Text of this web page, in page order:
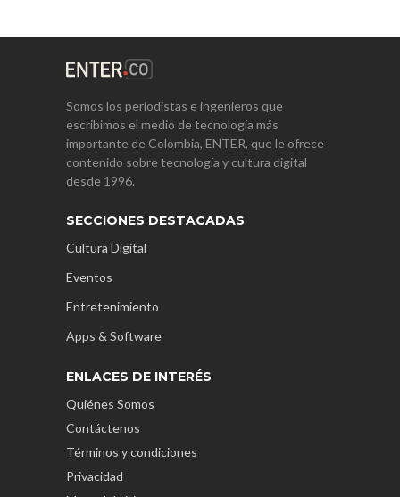
Somos los periodistas e ingenieros que
escribimos el medio de tecnología más
importante de Colombia, ENTER, que le ofrece
contenido sobre tecnología y cultura digital
desde 1996.
SECCIONES DESTACADAS
Cultura Digital
Eventos
Entretenimiento
Apps & Software
ENLACES DE INTERÉS
Quiénes Somos
Contáctenos
Términos y condiciones
Privacidad